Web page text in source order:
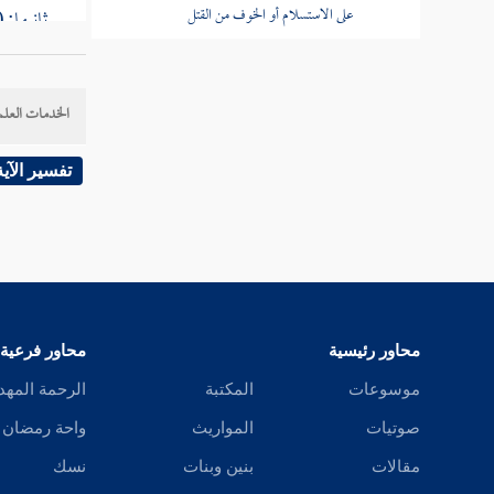
على الاستسلام أو الخوف من القتل
كتاب الوضوء
كتاب الحيض
كتاب التيمم
وقد
[ص:617 ]
المسيب
[ص:619 ]
الخدمات
تفسير
محاور رئيسية
موسوعات
صوتيات
مقالات
المكتبة
المواريث
بنين وبنات
محاور فرعية
الرحمة
واحة رمضان
نسك